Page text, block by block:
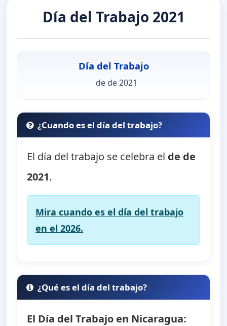
Día del Trabajo 2021
Día del Trabajo
de de 2021
¿Cuando es el día del trabajo?
El día del trabajo se celebra el de de
2021.
Mira cuando es el día del trabajo
en el 2026.
¿Qué es el día del trabajo?
El Día del Trabajo en Nicaragua: